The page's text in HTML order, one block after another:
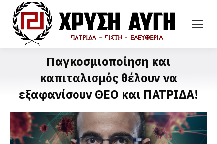
Παγκοσμιοποίηση και
καπιταλισμός θέλουν να
εξαφανίσουν ΘΕΟ και ΠΑΤΡΙΔΑ!